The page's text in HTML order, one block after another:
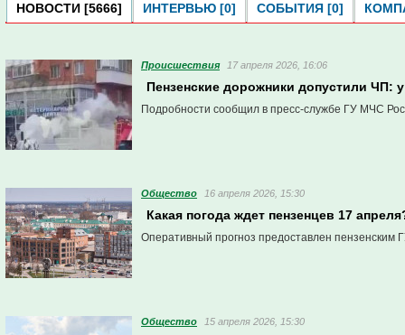
НОВОСТИ [5666] ИНТЕРВЬЮ [0] СОБЫТИЯ [0]
Проиcшествия 17 апреля 2026, 16:06
Пензенские дорожники допустили ЧП:
Подробности сообщил в пресс-службе ГУ МЧС
Общество 16 апреля 2026, 15:30
Какая погода ждет пензенцев 17
Оперативный прогноз предоставлен пензенским
Общество 15 апреля 2026, 15:30